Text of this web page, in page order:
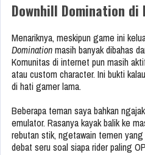
Downhill Domination di
Menariknya, meskipun game ini
Dominationmasih banyak dibahas
Komunitas di internet pun masih
atau custom character. Ini bukti
di hati gamer lama.
Beberapa teman saya bahkan
emulator. Rasanya kayak balik ke
rebutan stik, ngetawain temen
debat seru soal siapa rider paling